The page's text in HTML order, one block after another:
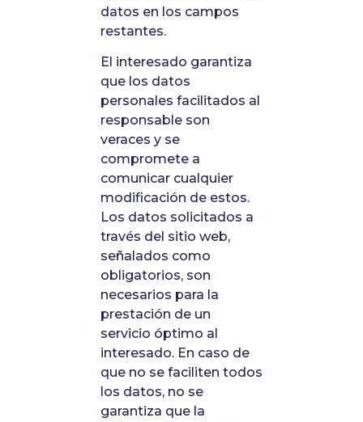
datos en los campos
restantes.
El interesado garantiza
que los datos
personales facilitados al
responsable son
veraces y se
compromete a
comunicar cualquier
modificación de estos.
Los datos solicitados a
través del sitio web,
señalados como
obligatorios, son
necesarios para la
prestación de un
servicio óptimo al
interesado. En caso de
que no se faciliten todos
los datos, no se
garantiza que la